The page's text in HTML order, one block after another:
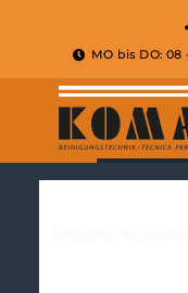
MO bis DO: 08 -